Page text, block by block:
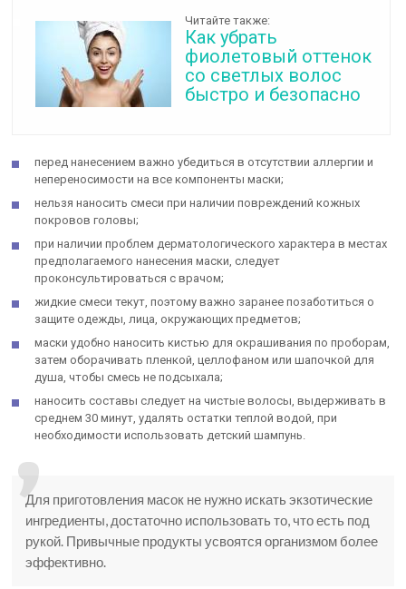
Читайте также:
Как убрать
фиолетовый оттенок
со светлых волос
быстро и безопасно
перед нанесением важно убедиться в отсутствии аллергии и
непереносимости на все компоненты маски;
нельзя наносить смеси при наличии повреждений кожных
покровов головы;
при наличии проблем дерматологического характера в местах
предполагаемого нанесения маски, следует
проконсультироваться с врачом;
жидкие смеси текут, поэтому важно заранее позаботиться о
защите одежды, лица, окружающих предметов;
маски удобно наносить кистью для окрашивания по проборам,
затем оборачивать пленкой, целлофаном или шапочкой для
душа, чтобы смесь не подсыхала;
наносить составы следует на чистые волосы, выдерживать в
среднем 30 минут, удалять остатки теплой водой, при
необходимости использовать детский шампунь.
Для приготовления масок не нужно искать экзотические
ингредиенты, достаточно использовать то, что есть под
рукой. Привычные продукты усвоятся организмом более
эффективно.